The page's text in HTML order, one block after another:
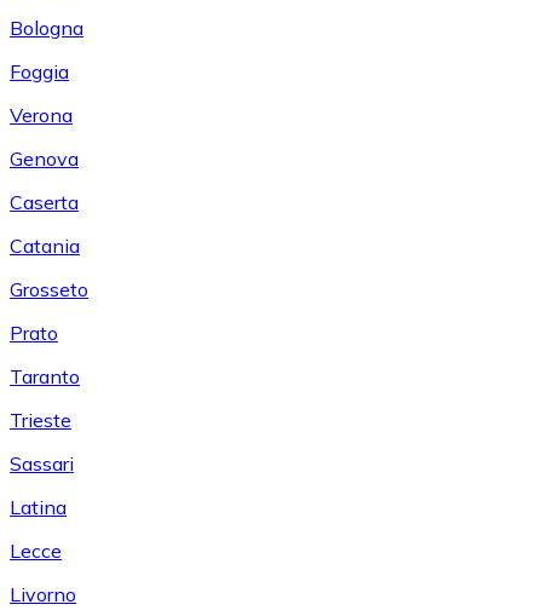
Bologna
Foggia
Verona
Genova
Caserta
Catania
Grosseto
Prato
Taranto
Trieste
Sassari
Latina
Lecce
Livorno